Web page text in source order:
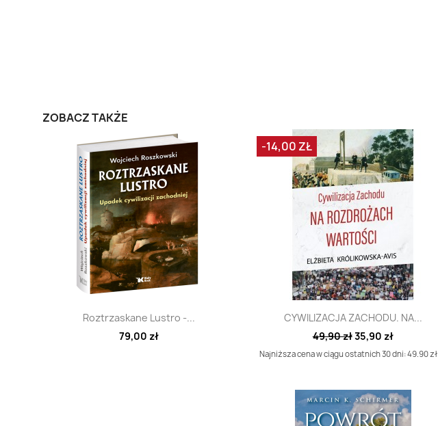
ZOBACZ TAKŻE
Szybki podgląd
Roztrzaskane Lustro -...
79,00 zł
Szybki podgląd
CYWILIZACJA ZACHODU. NA...
49,90 zł35,90 zł
Najniższa cena w ciągu ostatnich 30 dni: 49.90 zł
-14,00 ZŁ